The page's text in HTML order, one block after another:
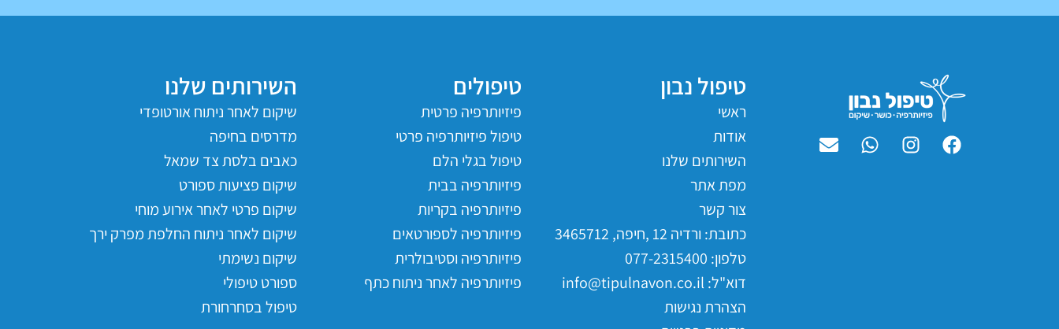
טיפול נבון
ראשי
אודות
השירותים שלנו
מפת אתר
צור קשר
כתובת: ורדיה 12 ,חיפה, 3465712
טלפון: 077-2315400
דוא"ל: info@tipulnavon.co.il
הצהרת נגישות
טיפולים
פיזיותרפיה פרטית
טיפול פיזיותרפיה פרטי
טיפול בגלי הלם
פיזיותרפיה בבית
פיזיותרפיה בקריות
פיזיותרפיה לספורטאים
פיזיותרפיה וסטיבולרית
פיזיותרפיה לאחר ניתוח כתף
השירותים שלנו
שיקום לאחר ניתוח אורטופדי
מדרסים בחיפה
כאבים בלסת צד שמאל
שיקום פציעות ספורט
שיקום פרטי לאחר אירוע מוחי
שיקום לאחר ניתוח החלפת מפרק ירך
שיקום נשימתי
ספורט טיפולי
טיפול בסחרחורת